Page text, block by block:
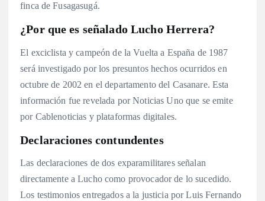
finca de Fusagasugá.
¿Por que es señalado Lucho Herrera?
El exciclista y campeón de la Vuelta a España de 1987
será investigado por los presuntos hechos ocurridos en
octubre de 2002 en el departamento del Casanare. Esta
información fue revelada por Noticias Uno que se emite
por Cablenoticias y plataformas digitales.
Declaraciones contundentes
Las declaraciones de dos exparamilitares señalan
directamente a Lucho como provocador de lo sucedido.
Los testimonios entregados a la justicia por Luis Fernando